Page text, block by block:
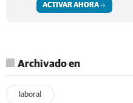
ACTIVAR AHORA
Archivado en
laboral